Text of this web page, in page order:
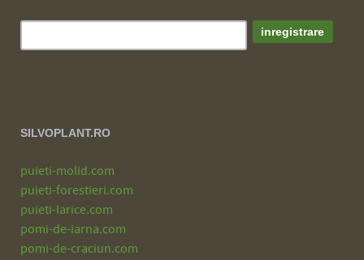
SILVOPLANT.RO
puieti-molid.com
puieti-forestieri.com
puieti-larice.com
pomi-de-iarna.com
pomi-de-craciun.com